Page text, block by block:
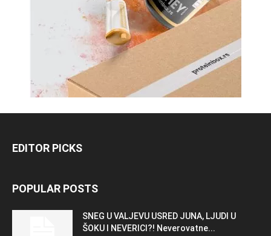
EDITOR PICKS
POPULAR POSTS
SNEG U VALJEVU USRED JUNA, LJUDI U
ŠOKU I NEVERICI?! Neverovatne...